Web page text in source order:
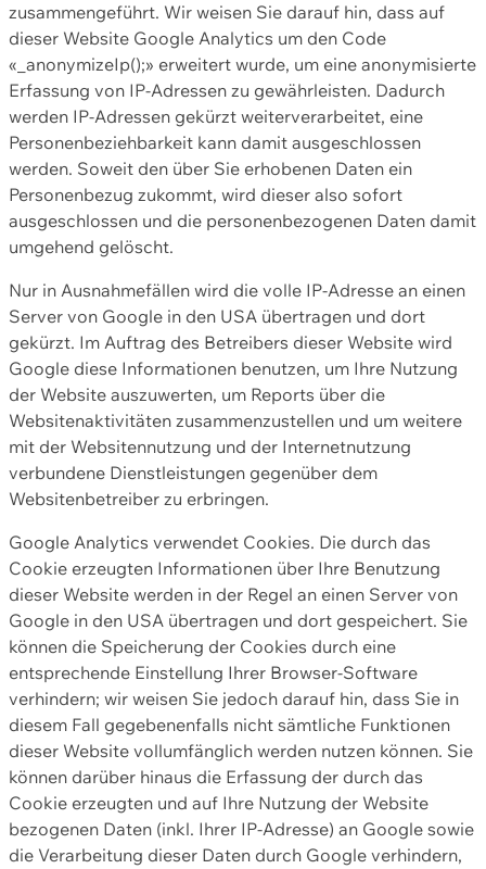
zusammengeführt. Wir weisen Sie darauf hin, dass auf
dieser Website Google Analytics um den Code
«_anonymizeIp();» erweitert wurde, um eine anonymisierte
Erfassung von IP-Adressen zu gewährleisten. Dadurch
werden IP-Adressen gekürzt weiterverarbeitet, eine
Personenbeziehbarkeit kann damit ausgeschlossen
werden. Soweit den über Sie erhobenen Daten ein
Personenbezug zukommt, wird dieser also sofort
ausgeschlossen und die personenbezogenen Daten damit
umgehend gelöscht.
Nur in Ausnahmefällen wird die volle IP-Adresse an einen
Server von Google in den USA übertragen und dort
gekürzt. Im Auftrag des Betreibers dieser Website wird
Google diese Informationen benutzen, um Ihre Nutzung
der Website auszuwerten, um Reports über die
Websitenaktivitäten zusammenzustellen und um weitere
mit der Websitennutzung und der Internetnutzung
verbundene Dienstleistungen gegenüber dem
Websitenbetreiber zu erbringen.
Google Analytics verwendet Cookies. Die durch das
Cookie erzeugten Informationen über Ihre Benutzung
dieser Website werden in der Regel an einen Server von
Google in den USA übertragen und dort gespeichert. Sie
können die Speicherung der Cookies durch eine
entsprechende Einstellung Ihrer Browser-Software
verhindern; wir weisen Sie jedoch darauf hin, dass Sie in
diesem Fall gegebenenfalls nicht sämtliche Funktionen
dieser Website vollumfänglich werden nutzen können. Sie
können darüber hinaus die Erfassung der durch das
Cookie erzeugten und auf Ihre Nutzung der Website
bezogenen Daten (inkl. Ihrer IP-Adresse) an Google sowie
die Verarbeitung dieser Daten durch Google verhindern,